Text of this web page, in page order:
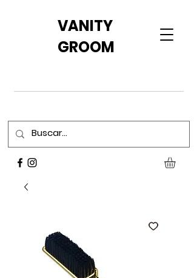
VANITY
GROOM